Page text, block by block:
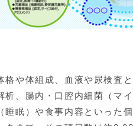
や体組成、血液や尿検査
、腸内・口腔内細菌（マ
眠）や食事内容といった